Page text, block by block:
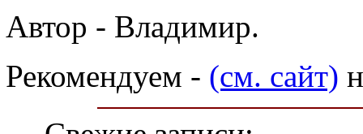
Автор - Владимир.
Рекомендуем - (см. сайт)